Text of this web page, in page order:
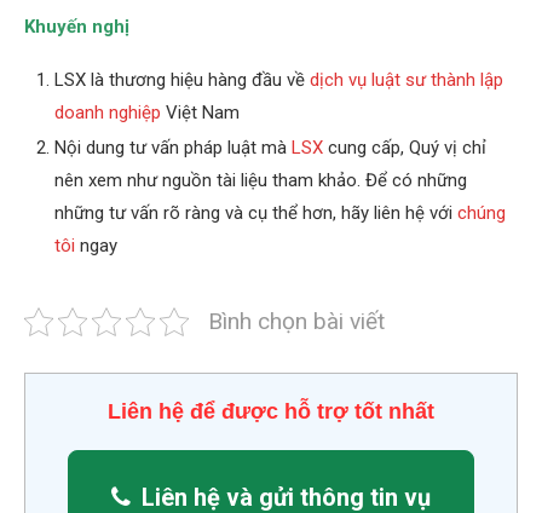
Khuyến nghị
LSX là thương hiệu hàng đầu về dịch vụ luật sư thành lập
doanh nghiệp Việt Nam
Nội dung tư vấn pháp luật mà LSX cung cấp, Quý vị chỉ
nên xem như nguồn tài liệu tham khảo. Để có những
những tư vấn rõ ràng và cụ thể hơn, hãy liên hệ với chúng
tôi ngay
Bình chọn bài viết
Liên hệ để được hỗ trợ tốt nhất
Liên hệ và gửi thông tin vụ